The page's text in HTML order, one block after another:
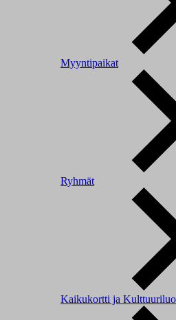
Myyntipaikat
Ryhmät
Kaikukortti ja